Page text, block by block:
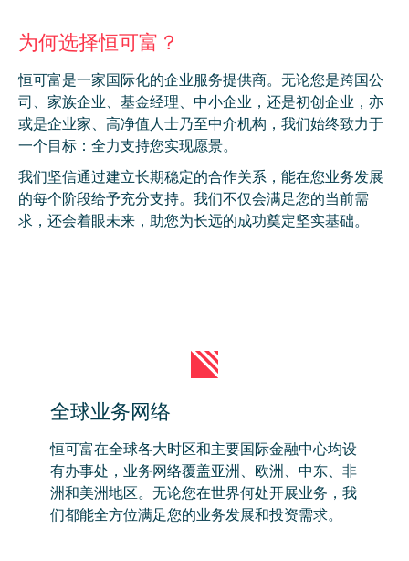
为何选择恒可富？
恒可富是一家国际化的企业服务提供商。无论您是跨国公
司、家族企业、基金经理、中小企业， 还是初创企业，亦
或是企业家、 高净值人士乃至中介机构，我们始终致力于
一个 目标：全力支持您实现愿景。
我们坚信通过建立长期稳定的合作关系，能在您业务发展
的每个阶段给予充分支持。我们不仅会满足您的当前需
求，还会着眼未来，助您为长远的成功奠定坚实基础。
全球业务网络
恒可富在全球各大时区和主要国际金融中心均设
有办事处，业务网络覆盖亚洲、欧洲、中东、非
洲和美洲地区。无论您在世界何处开展业务，我
们都能全方位满足您的业务发展和投资需求。